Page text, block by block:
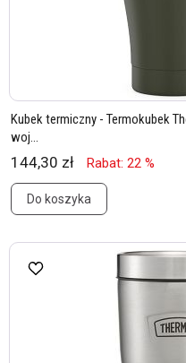
Kubek termiczny - Termokubek
woj...
144,30 zł Rabat: 22 %
Do koszyka